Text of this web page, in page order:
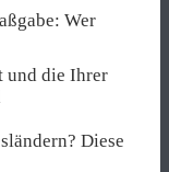
Wer
und die Ihrer
Diese